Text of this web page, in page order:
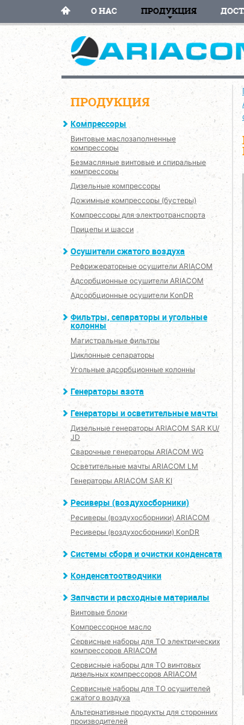
О НАС ПРОДУКЦИЯ
ПРОДУКЦИЯ
Компрессоры
Винтовые маслозаполненные
компрессоры
Безмасляные винтовые и спиральные
компрессоры
Дизельные компрессоры
Дожимные компрессоры (бустеры)
Компрессоры для электротранспорта
Прицепы и шасси
Осушители сжатого воздуха
Рефрижераторные осушители ARIACOM
Адсорбционные осушители ARIACOM
Адсорбционные осушители KonDR
Фильтры, сепараторы и угольные
колонны
Магистральные фильтры
Циклонные сепараторы
Угольные адсорбционные колонны
Генераторы азота
Генераторы и осветительные мачты
Дизельные генераторы ARIACOM SAR KU/
JD
Сварочные генераторы ARIACOM WG
Осветительные мачты ARIACOM LM
Генераторы ARIACOM SAR KI
Ресиверы (воздухосборники)
Ресиверы (воздухосборники) ARIACOM
Ресиверы (воздухосборники) KonDR
Системы сбора и очистки конденсата
Конденсатоотводчики
Запчасти и расходные материалы
Винтовые блоки
Компрессорное масло
Сервисные наборы для ТО электрических
компрессоров ARIACOM
Сервисные наборы для ТО винтовых
дизельных компрессоров ARIACOM
Сервисные наборы для ТО осушителей
сжатого воздуха
Альтернативные продукты для сторонних
производителей